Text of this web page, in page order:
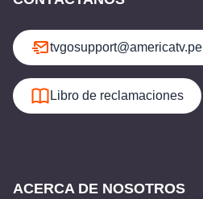
tvgosupport@americatv.pe
Libro de reclamaciones
ACERCA DE NOSOTROS